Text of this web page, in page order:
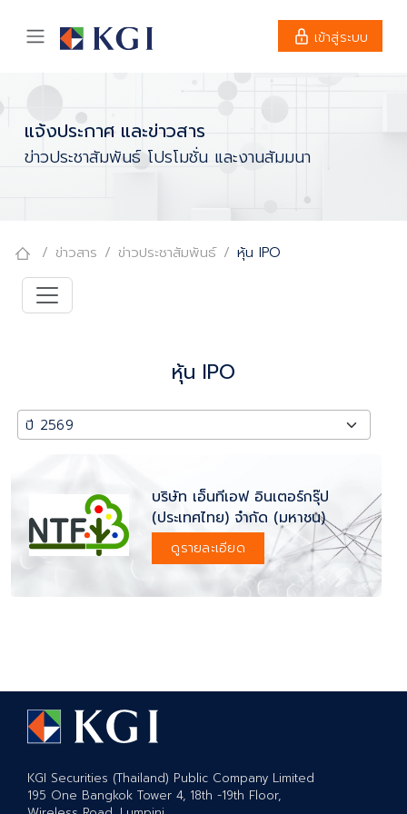
เข้าสู่ระบบ
แจ้งประกาศ และข่าวสาร
ข่าวประชาสัมพันธ์ โปรโมชั่น และงานสัมมนา
ข่าวสาร ข่าวประชาสัมพันธ์ หุ้น IPO
หุ้น IPO
บริษัท เอ็นทีเอฟ อินเตอร์กรุ๊ป
(ประเทศไทย) จำกัด (มหาชน)
ดูรายละเอียด
KGI Securities (Thailand) Public Company Limited
195 One Bangkok Tower 4, 18th -19th Floor,